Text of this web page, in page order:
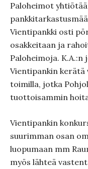
Paloheimot
Vientipankki osti
osakkeitaan ja
Paloheimoja.
Vientipankin kerätä
toimilla, jotka
tuottoisammin
Vientipankin
suurimman osan
luopumaan mm
myös lähteä